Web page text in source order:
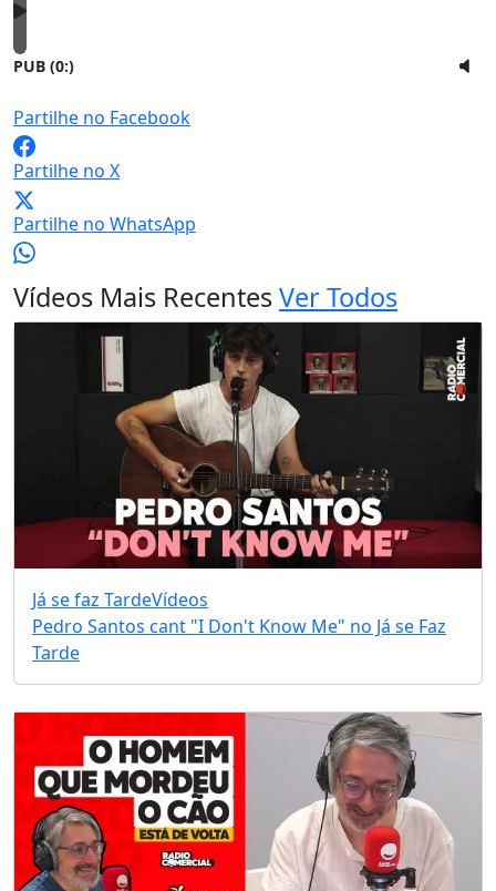
PUB (0:)
Partilhe no Facebook
Partilhe no X
Partilhe no WhatsApp
Vídeos Mais RecentesVer Todos
Já se faz TardeVídeos
Pedro Santos cant "I Don't Know Me" no Já se Faz
Tarde